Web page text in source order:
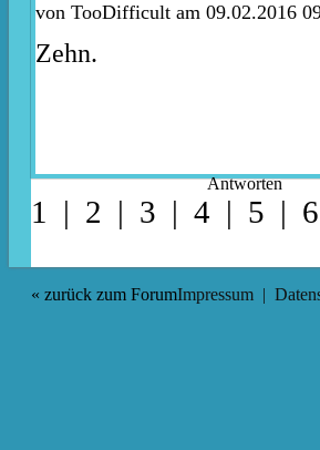
von TooDifficult am 09.02.2016
Zehn.
Antworten
1 | 2 | 3 | 4 | 5 | 6
« zurück zum ForumImpressum |